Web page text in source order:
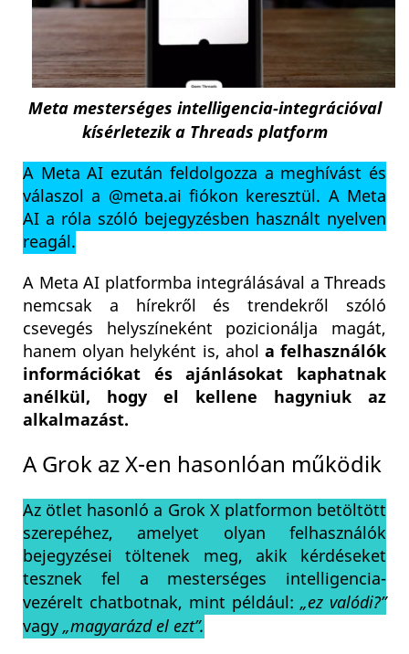
Meta mesterséges intelligencia-integrációval
kísérletezik a Threads platform
A Meta AI ezután feldolgozza a meghívást és
válaszol a @meta.ai fiókon keresztül. A Meta
AI a róla szóló bejegyzésben használt nyelven
reagál.
A Meta AI platformba integrálásával a Threads
nemcsak a hírekről és trendekről szóló
csevegés helyszíneként pozicionálja magát,
hanem olyan helyként is, ahol a felhasználók
információkat és ajánlásokat kaphatnak
anélkül, hogy el kellene hagyniuk az
alkalmazást.
A Grok az X-en hasonlóan működik
Az ötlet hasonló a Grok X platformon betöltött
szerepéhez, amelyet olyan felhasználók
bejegyzései töltenek meg, akik kérdéseket
tesznek fel a mesterséges intelligencia-
vezérelt chatbotnak, mint például:„ez valódi?”
vagy„magyarázd el ezt”.